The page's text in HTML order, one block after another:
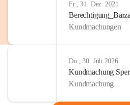
Fr., 31. Dez. 2021
Kundmachungen
Do., 30. Juli 2026
Kundmachung
Kundmachung